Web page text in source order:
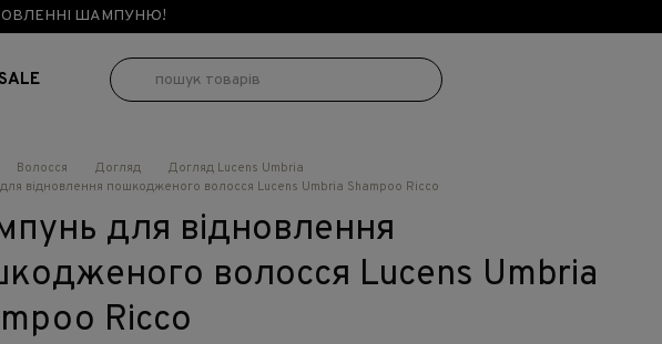
ШАМПУНЮ!
SALE
Волосся Догляд
Догляд Lucens Umbria
відновлення пошкодженого волосся Lucens Umbria Shampoo Ricco
для відновлення
волосся Lucens Umbria
Ricco